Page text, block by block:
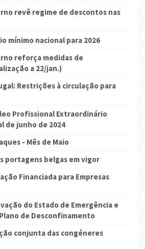
revê regime de descontos nas
mínimo nacional para 2026
reforça medidas de
a 22/jan.)
Restrições à circulação para
Profissional Extraordinário
de junho de 2024
- Mês de Maio
portagens belgas em vigor
Financiada para Empresas
do Estado de Emergência e
de Desconfinamento
conjunta das congéneres